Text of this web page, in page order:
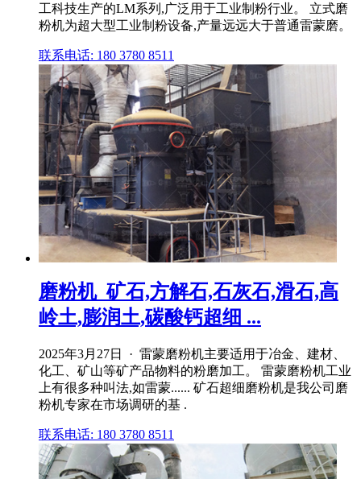
工科技生产的LM系列,广泛用于工业制粉行业。 立式磨
粉机为超大型工业制粉设备,产量远远大于普通雷蒙磨。
联系电话: 180 3780 8511
磨粉机_矿石,方解石,石灰石,滑石,高
岭土,膨润土,碳酸钙超细 ...
2025年3月27日 · 雷蒙磨粉机主要适用于冶金、建材、
化工、矿山等矿产品物料的粉磨加工。 雷蒙磨粉机工业
上有很多种叫法,如雷蒙...... 矿石超细磨粉机是我公司磨
粉机专家在市场调研的基 .
联系电话: 180 3780 8511